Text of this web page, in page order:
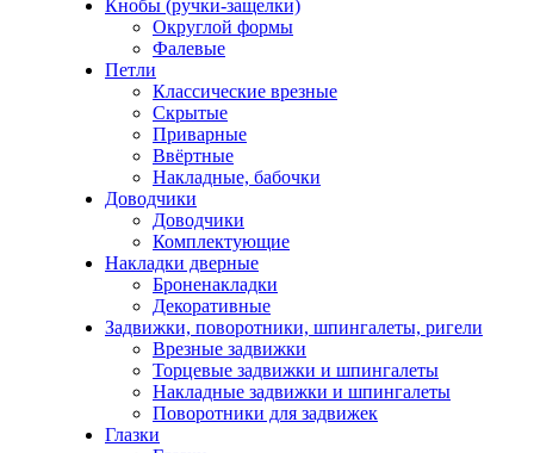
Кнобы (ручки-защелки)
Округлой формы
Фалевые
Петли
Классические врезные
Скрытые
Приварные
Ввёртные
Накладные, бабочки
Доводчики
Доводчики
Комплектующие
Накладки дверные
Броненакладки
Декоративные
Задвижки, поворотники, шпингалеты, ригели
Врезные задвижки
Торцевые задвижки и шпингалеты
Накладные задвижки и шпингалеты
Поворотники для задвижек
Глазки